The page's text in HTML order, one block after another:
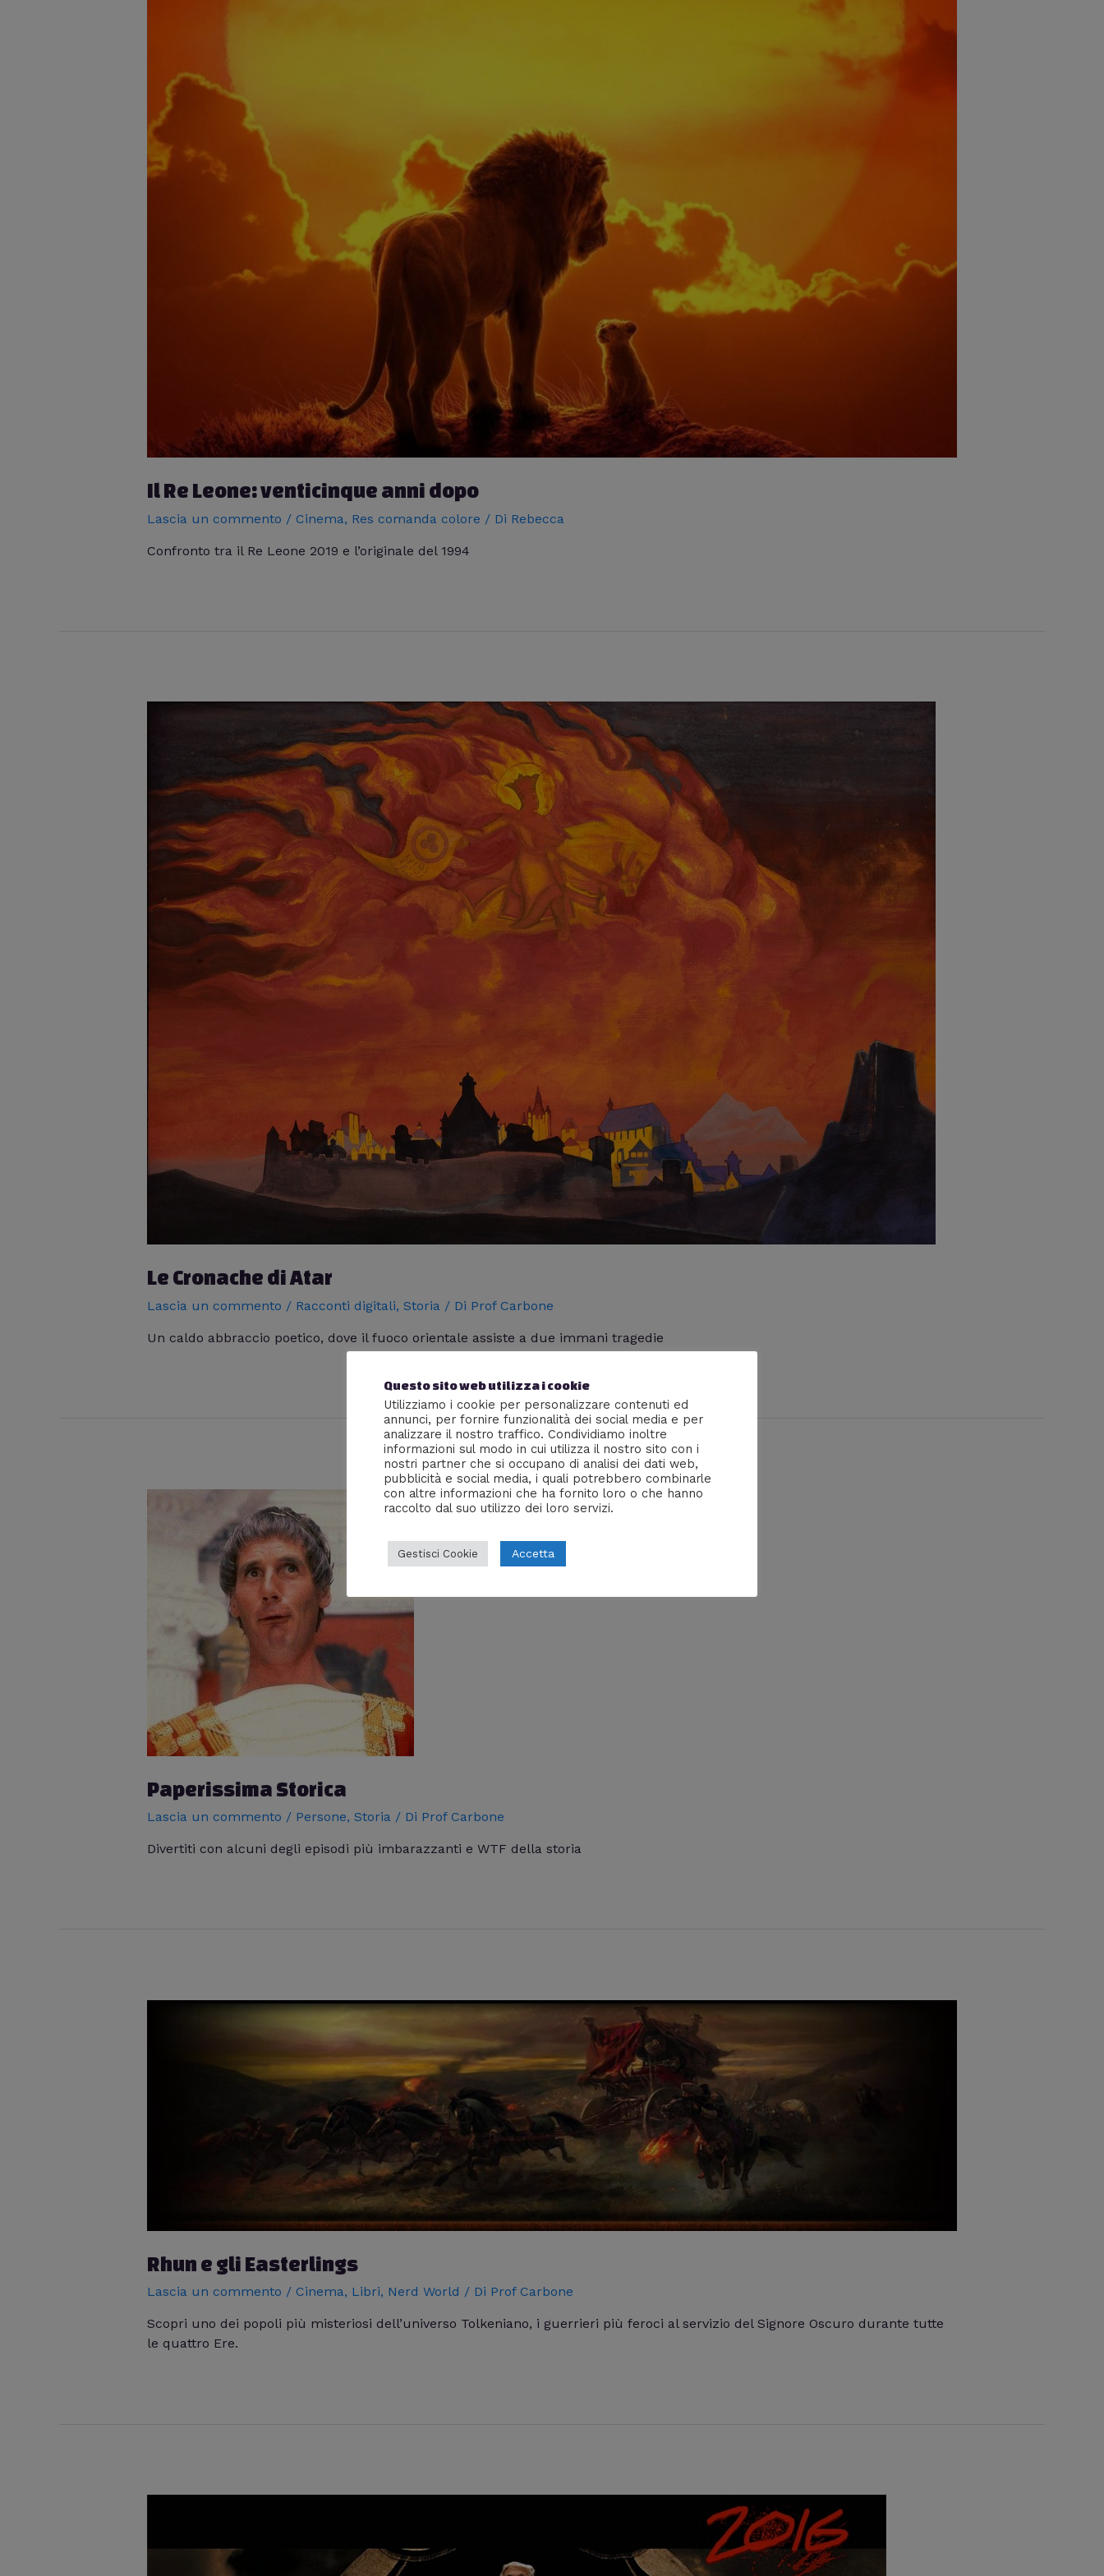
Il Re Leone: venticinque anni dopo
Lascia un commento / Cinema, Res comanda colore / Di Rebecca
Confronto tra il Re Leone 2019 e l’originale del 1994
Le Cronache di Atar
Lascia un commento / Racconti digitali, Storia / Di Prof Carbone
Un caldo abbraccio poetico, dove il fuoco orientale assiste a due immani tragedie
Paperissima Storica
Lascia un commento / Persone, Storia / Di Prof Carbone
Divertiti con alcuni degli episodi più imbarazzanti e WTF della storia
Rhun e gli Easterlings
Lascia un commento / Cinema, Libri, Nerd World / Di Prof Carbone
Scopri uno dei popoli più misteriosi dell’universo Tolkeniano, i guerrieri più feroci al servizio del Signore Oscuro durante tutte
le quattro Ere.
Questo sito web utilizza i cookie
Utilizziamo i cookie per personalizzare contenuti ed
annunci, per fornire funzionalità dei social media e per
analizzare il nostro traffico. Condividiamo inoltre
informazioni sul modo in cui utilizza il nostro sito con i
nostri partner che si occupano di analisi dei dati web,
pubblicità e social media, i quali potrebbero combinarle
con altre informazioni che ha fornito loro o che hanno
raccolto dal suo utilizzo dei loro servizi.
Gestisci Cookie Accetta